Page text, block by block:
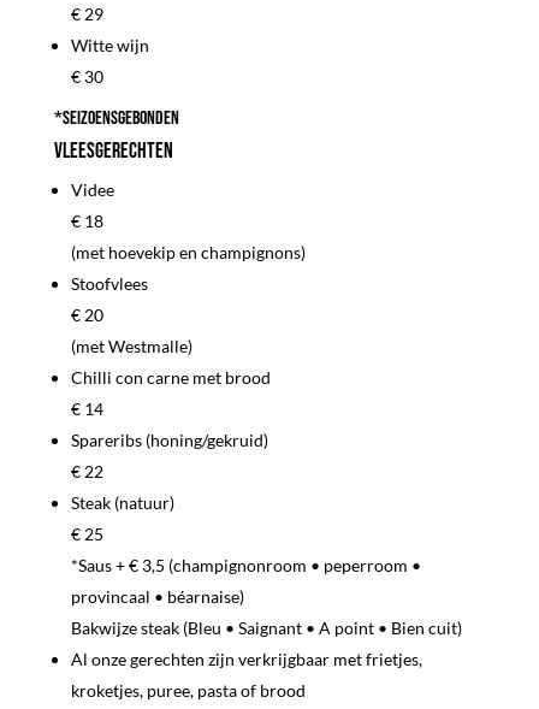
€ 29
Witte wijn
€ 30
*Seizoensgebonden
Vleesgerechten
Videe
€ 18
(met hoevekip en champignons)
Stoofvlees
€ 20
(met Westmalle)
Chilli con carne met brood
€ 14
Spareribs (honing/gekruid)
€ 22
Steak (natuur)
€ 25
*Saus + € 3,5 (champignonroom • peperroom •
provincaal • béarnaise)
Bakwijze steak (Bleu • Saignant • A point • Bien cuit)
Al onze gerechten zijn verkrijgbaar met frietjes,
kroketjes, puree, pasta of brood